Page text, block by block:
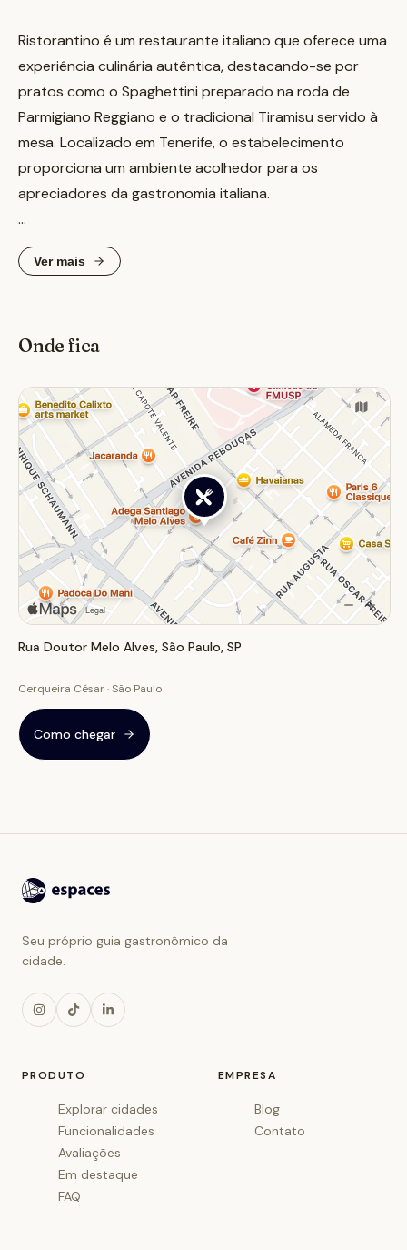
Ristorantino é um restaurante italiano que oferece uma
experiência culinária autêntica, destacando-se por
pratos como o Spaghettini preparado na roda de
Parmigiano Reggiano e o tradicional Tiramisu servido à
mesa. Localizado em Tenerife, o estabelecimento
proporciona um ambiente acolhedor para os
apreciadores da gastronomia italiana.
O menu do Ristorantino inclui uma variedade de
entradas, pizzas e pastas, todas preparadas com
enriquecem cada prato. Além disso, o restaurante
clientes desfrutem da preparação de alguns pratos à
vista.
Ver mais
Onde fica
Rua Doutor Melo Alves, São Paulo, SP
Cerqueira César · São Paulo
Como chegar
Seu próprio guia gastronômico da
cidade.
PRODUTO
Explorar cidades
Funcionalidades
Avaliações
Em destaque
FAQ
EMPRESA
Blog
Contato